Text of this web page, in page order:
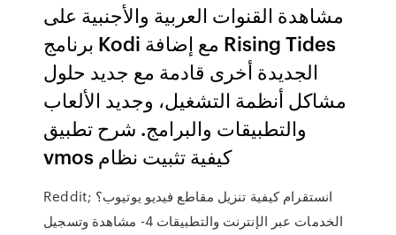
مشاهدة القنوات العربية والأجنبية على
برنامج Kodi مع إضافة Rising Tides
الجديدة أخرى قادمة مع جديد حلول
مشاكل أنظمة التشغيل، وجديد الألعاب
والتطبيقات والبرامج. شرح تطبيق
vmos كيفية تثبيت نظام
الخدمات عبر الإنترنت والتطبيقات 4- مشاهدة وتسجيل